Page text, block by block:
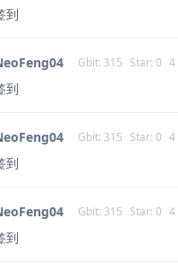
到
Gbit: 315 Star: 0 4
到
Gbit: 315 Star: 0 4
到
Gbit: 315 Star: 0 4
到